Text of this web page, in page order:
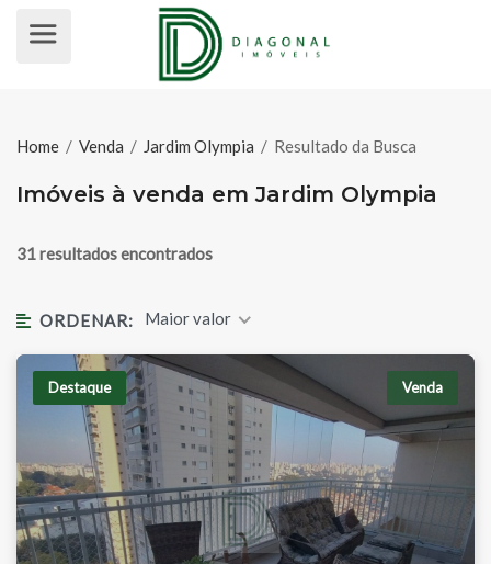
Home / Venda / Jardim Olympia / Resultado da Busca
Imóveis à venda em Jardim Olympia
31 resultados encontrados
ORDENAR: Maior valor
Destaque Venda